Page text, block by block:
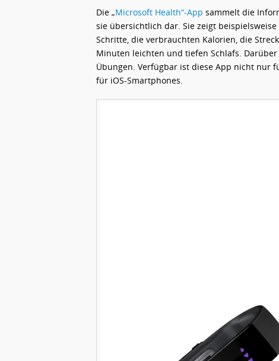
Die „Microsoft Health“-App sammelt die
sie übersichtlich dar. Sie zeigt
Schritte, die verbrauchten Kalorien, die
Minuten leichten und tiefen Schlafs.
Übungen. Verfügbar ist diese App nicht nur
für iOS-Smartphones.